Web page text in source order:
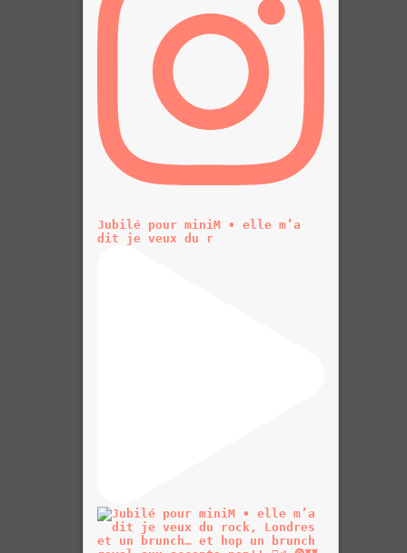
Jubilé pour miniM • elle m’a
dit je veux du r